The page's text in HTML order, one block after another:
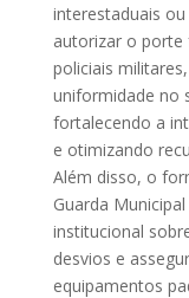
interestaduais
autorizar o porte
policiais
uniformidade no
fortalecendo a
e otimizando
Além disso, o
Guarda
institucional
desvios e
equipamentos